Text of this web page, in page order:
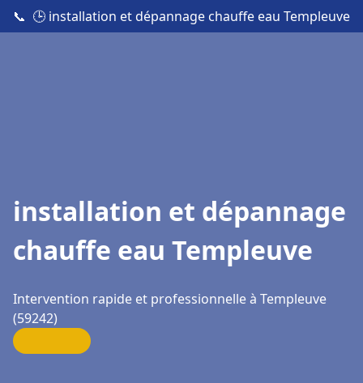
📞 🕒 installation et dépannage chauffe eau Templeuve
installation et dépannage
chauffe eau Templeuve
Intervention rapide et professionnelle à Templeuve
(59242)